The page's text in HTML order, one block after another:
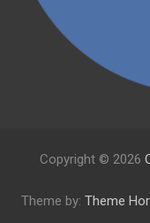
Copyright © 2026
Theme by: Theme